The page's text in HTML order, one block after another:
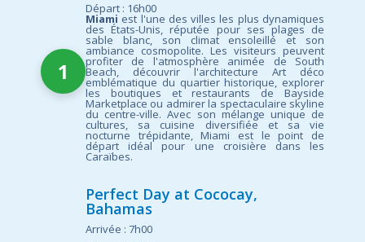
1
Départ : 16h00
Miami est l'une des villes les plus dynamiques
des États-Unis, réputée pour ses plages de
sable blanc, son climat ensoleillé et son
ambiance cosmopolite. Les visiteurs peuvent
profiter de l'atmosphère animée de South
Beach, découvrir l'architecture Art déco
emblématique du quartier historique, explorer
les boutiques et restaurants de Bayside
Marketplace ou admirer la spectaculaire skyline
du centre-ville. Avec son mélange unique de
cultures, sa cuisine diversifiée et sa vie
nocturne trépidante, Miami est le point de
départ idéal pour une croisière dans les
Caraïbes.
Perfect Day at Cococay,
Bahamas
Arrivée : 7h00